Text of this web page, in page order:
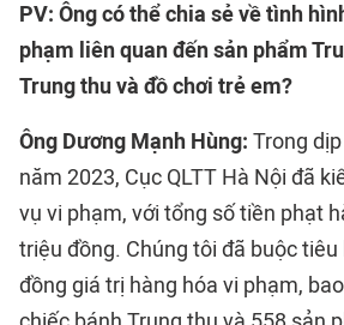
PV: Ông có thể chia sẻ về tình
phạm liên quan đến sản phẩm
Trung thu và đồ chơi trẻ em?
Ông Dương Mạnh Hùng: Trong
năm 2023, Cục QLTT Hà Nội đã
vụ vi phạm, với tổng số tiền phạt
triệu đồng. Chúng tôi đã buộc tiêu
đồng giá trị hàng hóa vi phạm,